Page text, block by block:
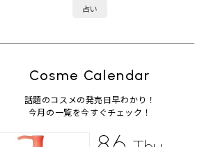
占い
Cosme Calendar
話題のコスメの発売日早わかり！
今月の一覧を今すぐチェック！